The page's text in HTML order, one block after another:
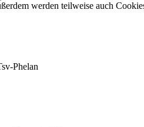
werden teilweise auch
Phelan